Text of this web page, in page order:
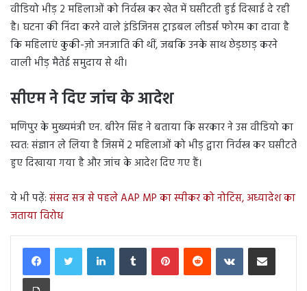
वीडियो भीड़ 2 महिलाओं को निर्वस्त्र कर खेत में घसीटती हुई दिखाई दे रही
है। घटना की निंदा करने वाले इंडिजिनस ट्राइबल लीडर्स फोरम का दावा है
कि महिलाएं कुकी-ज़ो जनजाति की थीं, जबकि उनके साथ छेड़छाड़ करने
वाली भीड़ मैतेई समुदाय से थी।
सीएम ने दिए जांच के आदेश
मणिपुर के मुख्यमंत्री एन. बीरेन सिंह ने बताया कि सरकार ने उस वीडियो का
स्वत: संज्ञान ले लिया है जिसमें 2 महिलाओं को भीड़ द्वारा निर्वस्त्र कर घसीटते
हुए दिखाया गया है और जांच के आदेश दिए गए हैं।
ये भी पढ़ें: संसद सत्र से पहले AAP MP का स्पीकर को नोटिस, अध्यादेश का
जताया विरोध
LinkedInTumblr PinterestReddit VKontakteShare via Email
Print